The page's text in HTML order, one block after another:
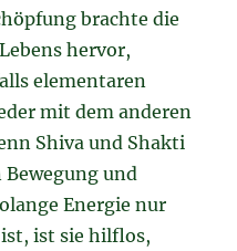
brachte die
hervor,
elementaren
mit dem anderen
Shiva und Shakti
und
Energie nur
ist sie hilflos,